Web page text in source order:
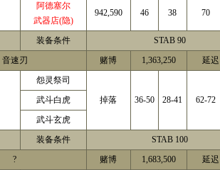
阿德塞尔
武器店(隐)
942,590 46 38 70
装备条件
STAB 90
音速刃
赌博 1,363,250
延
怨灵祭司
掉落
36-50 28-41 62-72
武斗白虎
武斗玄虎
装备条件
STAB 100
?
赌博 1,683,500
延